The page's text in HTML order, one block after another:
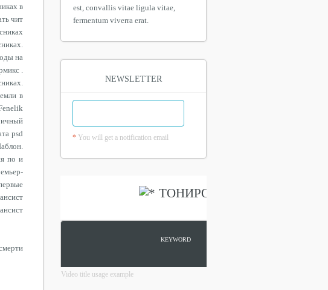
в
чит
на
.
в
psd
по и
est, convallis vitae ligula vitae,
fermentum viverra erat.
NEWSLETTER
* You will get a notification email
Video title usage example